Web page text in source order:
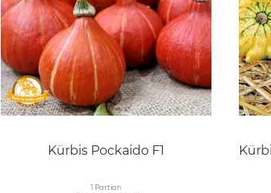
Kürbis Pockaido F1
1 Portion